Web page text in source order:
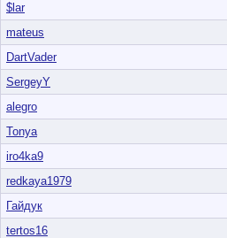
$lar
mateus
DartVader
SergeyY
alegro
Tonya
iro4ka9
redkaya1979
Гайдук
tertos16